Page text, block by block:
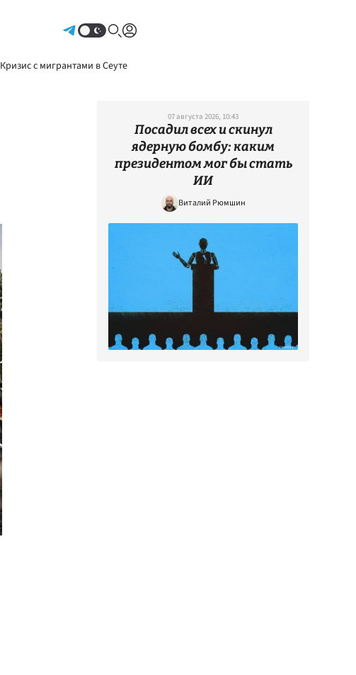
Кризис с мигрантами в Сеуте
07 августа 2026, 10:43
Посадил всех и скинул
ядерную бомбу: каким
президентом мог бы стать
ИИ
Виталий Рюмшин